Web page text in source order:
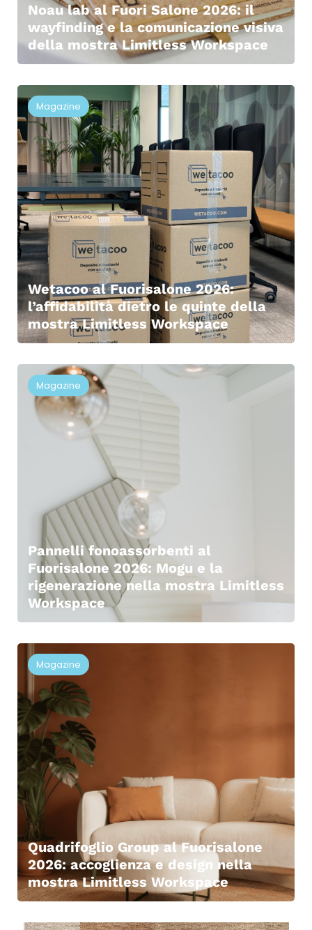
Noau lab al Fuori Salone 2026: il
wayfinding e la comunicazione visiva
della mostra Limitless Workspace
Magazine
Wetacoo al Fuorisalone 2026:
l’affidabilità dietro le quinte della
mostra Limitless Workspace
Magazine
Pannelli fonoassorbenti al
Fuorisalone 2026: Mogu e la
rigenerazione nella mostra Limitless
Workspace
Magazine
Quadrifoglio Group al Fuorisalone
2026: accoglienza e design nella
mostra Limitless Workspace